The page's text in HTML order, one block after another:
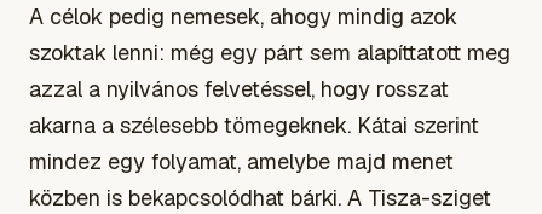
A célok pedig nemesek, ahogy mindig azok
szoktak lenni: még egy párt sem alapíttatott meg
azzal a nyilvános felvetéssel, hogy rosszat
akarna a szélesebb tömegeknek. Kátai szerint
mindez egy folyamat, amelybe majd menet
közben is bekapcsolódhat bárki. A Tisza-sziget